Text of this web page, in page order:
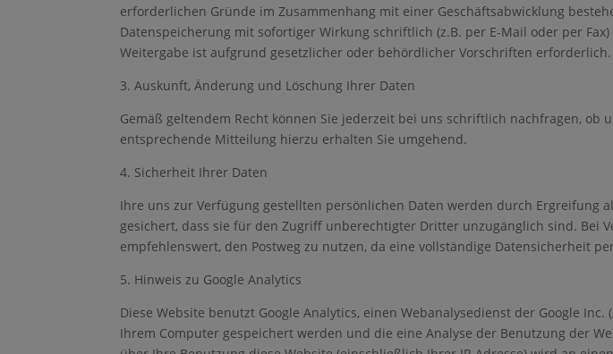
erforderlichen Gründe im Zusammenhang mit einer Geschäftsabwicklung
Datenspeicherung mit sofortiger Wirkung schriftlich (z.B. per E-Mail oder per
Weitergabe ist aufgrund gesetzlicher oder behördlicher Vorschriften erforderlich.
3. Auskunft, Änderung und Löschung Ihrer Daten
Gemäß geltendem Recht können Sie jederzeit bei uns schriftlich nachfragen,
entsprechende Mitteilung hierzu erhalten Sie umgehend.
4. Sicherheit Ihrer Daten
Ihre uns zur Verfügung gestellten persönlichen Daten werden durch Ergreifung
gesichert, dass sie für den Zugriff unberechtigter Dritter unzugänglich sind. Bei
empfehlenswert, den Postweg zu nutzen, da eine vollständige Datensicherheit
5. Hinweis zu Google Analytics
Diese Website benutzt Google Analytics, einen Webanalysedienst der Google Inc.
Ihrem Computer gespeichert werden und die eine Analyse der Benutzung der